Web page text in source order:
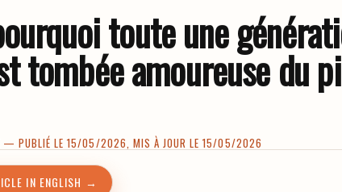
toute une
tombée amoureuse du
— PUBLIÉ LE 15/05/2026, MIS À JOUR LE 15/05/2026
IN ENGLISH →